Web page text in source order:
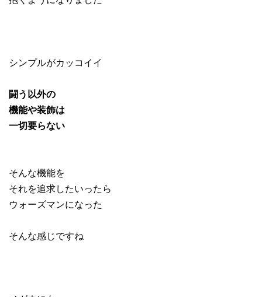
シンプルがカッコイイ
闘う以外の
機能や装飾は
一切要らない
そんな機能を
それを追求したいったら
ウォーズマンになった
そんな感じですね